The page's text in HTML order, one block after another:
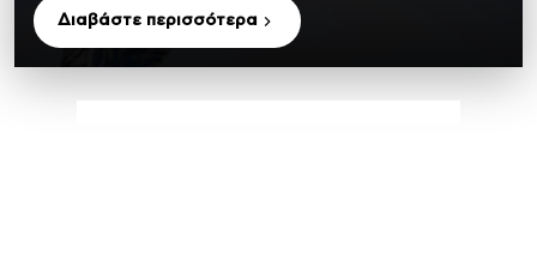
Διαβάστε περισσότερα